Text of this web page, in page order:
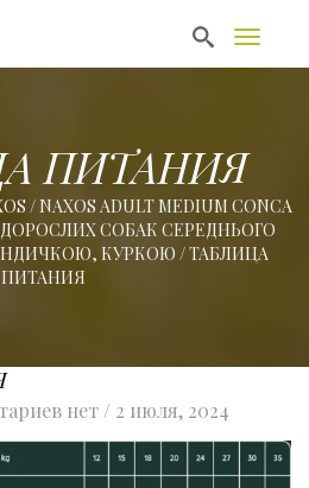
T
v
i
g
ПИТАНИЯ
/NAXOS ADULT MEDIUM CONCA
ДОРОСЛИХ СОБАК СЕРЕДНЬОГО
КУРКОЮ /ТАБЛИЦА
ПИТАНИЯ
нет / 2 июля, 2024